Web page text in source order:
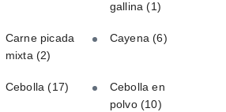
gallina(1)
Carne picada
mixta (2)
Cayena(6)
Cebolla(17)
Cebolla en
polvo(10)